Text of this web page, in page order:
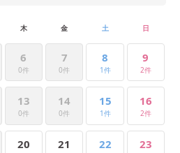
木 金 土 日
6
0件
7
0件
8
1件
9
2件
13
0件
14
0件
15
1件
16
2件
20 21 22 23